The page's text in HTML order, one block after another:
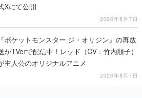
Xにて公開
2026年8月7日
『ポケットモンスター ジ・オリジン』の再放
がTVerで配信中！レッド（CV：竹内順子）
主人公のオリジナルアニメ
2026年8月7日